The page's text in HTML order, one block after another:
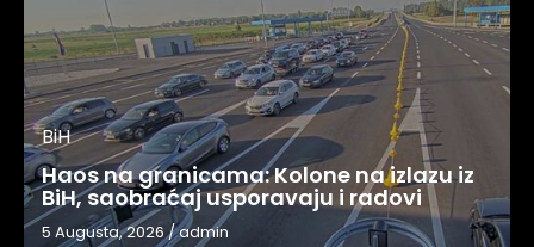
BiH
Haos na granicama: Kolone na izlazu iz
BiH, saobraćaj usporavaju i radovi
5 Augusta, 2026/admin